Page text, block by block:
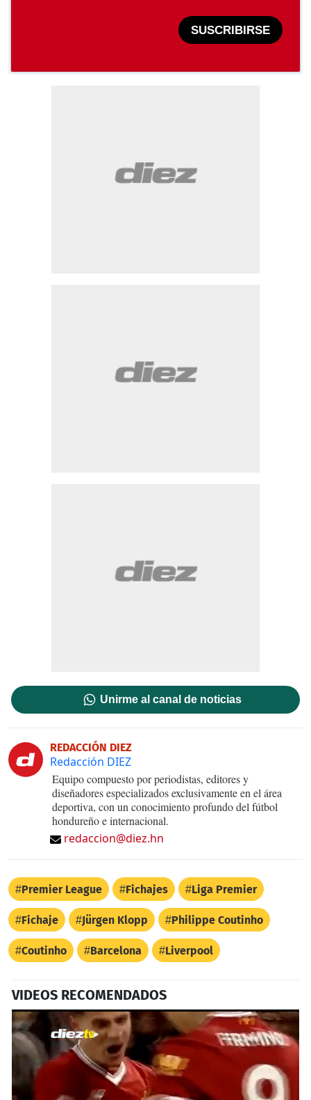
SUSCRIBIRSE
Unirme al canal de noticias
REDACCIÓN DIEZ
Redacción DIEZ
Equipo compuesto por periodistas, editores y
diseñadores especializados exclusivamente en el área
deportiva, con un conocimiento profundo del fútbol
hondureño e internacional.
redaccion@diez.hn
Premier League Fichajes Liga Premier
Fichaje Jürgen Klopp Philippe Coutinho
Coutinho Barcelona Liverpool
VIDEOS RECOMENDADOS